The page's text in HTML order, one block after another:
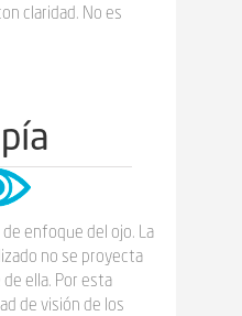
claridad. No es
enfoque del ojo. La
no se proyecta
ella. Por esta
de visión de los